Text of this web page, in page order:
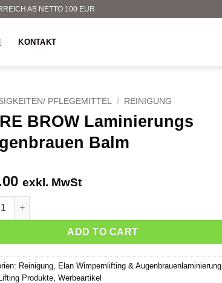
AB NETTO 100 EUR
KONTAKT
PFLEGEMITTEL / REINIGUNG
BROW Laminierungs
Balm
exkl. MwSt
BROW Laminierungs Augenbrauen Balm Menge
ADD TO CART
Reinigung Elan Wimpernlifting & Augenbrauenlaminierung
Produkte Werbeartikel